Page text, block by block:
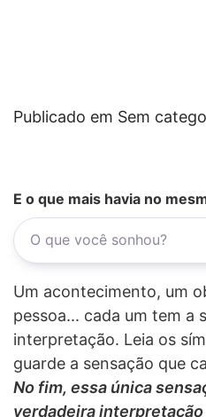
Publicado em Sem
E o que mais havia no
Um acontecimento, um
pessoa... cada um tem a
interpretação. Leia os
guarde a sensação que
No fim, essa única
verdadeira interpretação